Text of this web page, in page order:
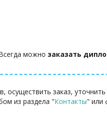
можно заказать
осуществить заказ,
из раздела "Контакты" или